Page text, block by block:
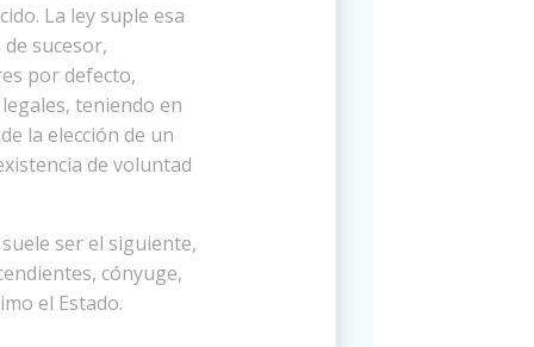
La ley suple esa
sucesor,
por defecto,
teniendo en
la elección de un
de voluntad
ser el siguiente,
cónyuge,
el Estado.